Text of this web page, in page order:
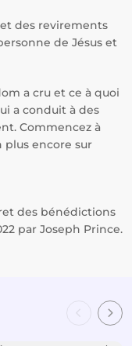
des revirements
de Jésus et
a cru et ce à quoi
a conduit à des
Commencez à
encore sur
des bénédictions
par Joseph Prince.